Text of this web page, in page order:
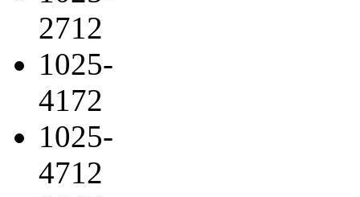
2712
1025-
4172
1025-
4712